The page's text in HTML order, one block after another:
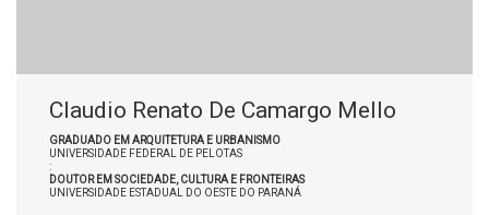
Claudio Renato De Camargo Mello
GRADUADO EM ARQUITETURA E URBANISMO
UNIVERSIDADE FEDERAL DE PELOTAS
:
DOUTOR EM SOCIEDADE, CULTURA E FRONTEIRAS
UNIVERSIDADE ESTADUAL DO OESTE DO PARANÁ